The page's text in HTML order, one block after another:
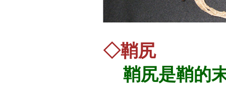
◇鞘尻
鞘尻是鞘的